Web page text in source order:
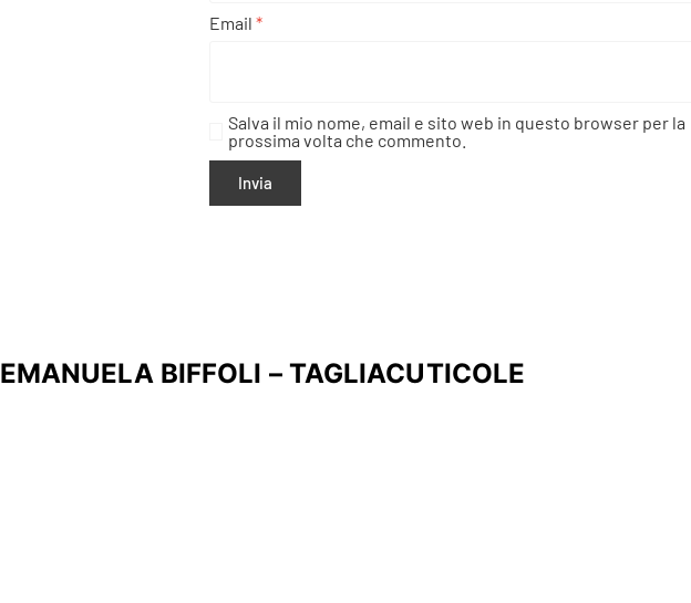
Email *
Salva il mio nome, email e sito web in questo browser per la
prossima volta che commento.
EMANUELA BIFFOLI – TAGLIACUTICOLE